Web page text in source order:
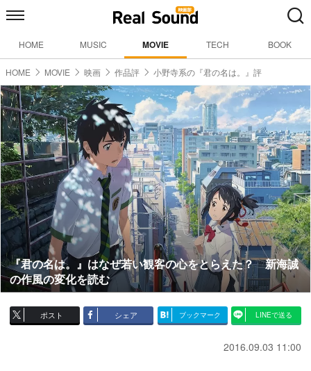
HOME MUSIC MOVIE TECH BOOK
HOME MOVIE 映画 作品評 小野寺系の『君の名は。』評
『君の名は。』はなぜ若い観客の心をとらえた？ 新海誠
の作風の変化を読む
ポスト シェア ブックマーク LINEで送る
2016.09.03 11:00